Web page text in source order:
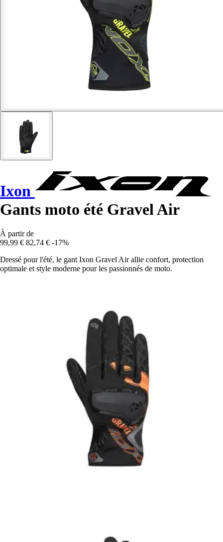
Ixon
Gants moto été Gravel Air
À partir de
99,99 € 82,74 € -17%
Dressé pour l'été, le gant Ixon Gravel Air allie confort, protection
optimale et style moderne pour les passionnés de moto.